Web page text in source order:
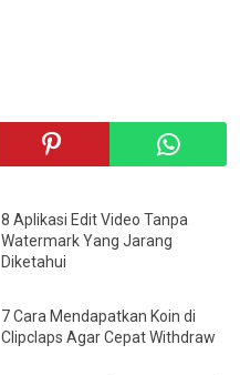
8 Aplikasi Edit Video Tanpa
Watermark Yang Jarang
Diketahui
7 Cara Mendapatkan Koin di
Clipclaps Agar Cepat Withdraw